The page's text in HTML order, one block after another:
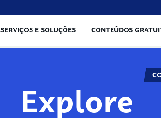
SERVIÇOS E SOLUÇÕES CONTEÚDOS
Explore